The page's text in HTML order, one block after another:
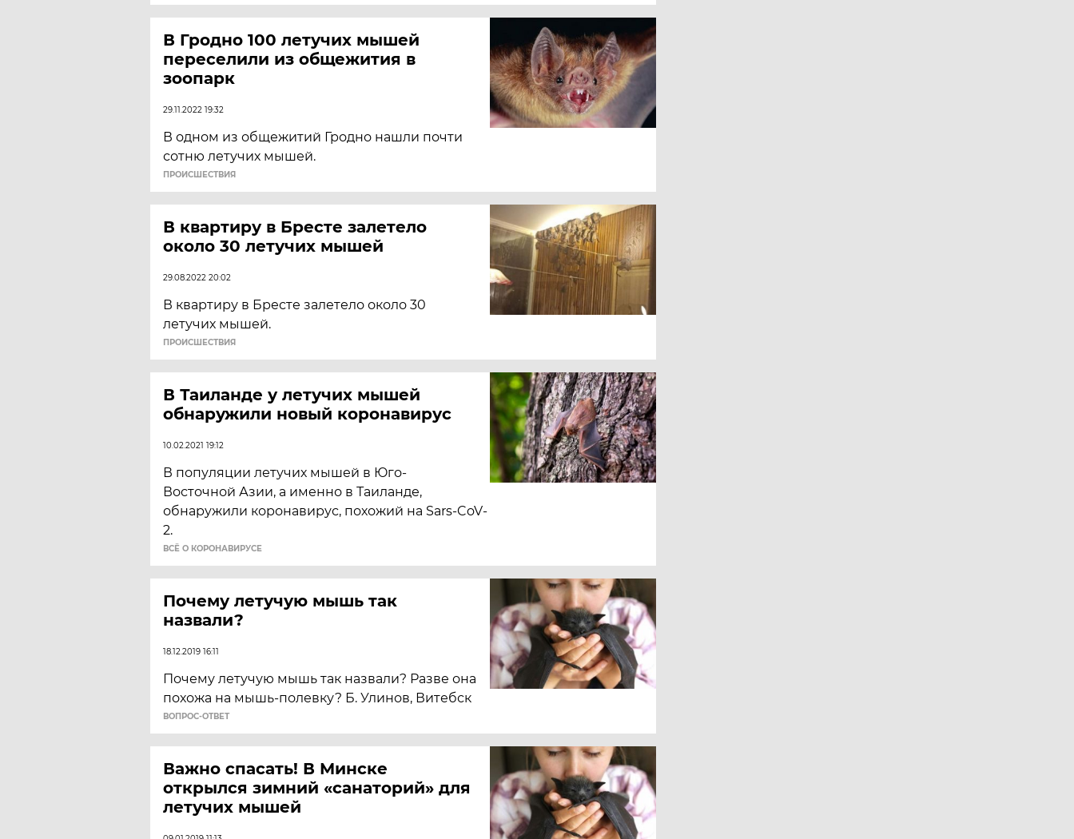
В Гродно 100 летучих мышей
переселили из общежития в
зоопарк
29.11.2022 19:32
В одном из общежитий Гродно нашли почти
сотню летучих мышей.
ПРОИСШЕСТВИЯ
В квартиру в Бресте залетело
около 30 летучих мышей
29.08.2022 20:02
В квартиру в Бресте залетело около 30
летучих мышей.
ПРОИСШЕСТВИЯ
В Таиланде у летучих мышей
обнаружили новый коронавирус
10.02.2021 19:12
В популяции летучих мышей в Юго-
Восточной Азии, а именно в Таиланде,
обнаружили коронавирус, похожий на Sars-CoV-
2.
ВСЁ О КОРОНАВИРУСЕ
Почему летучую мышь так
назвали?
18.12.2019 16:11
Почему летучую мышь так назвали? Разве она
похожа на мышь-полевку? Б. Улинов, Витебск
ВОПРОС-ОТВЕТ
Важно спасать! В Минске
открылся зимний «санаторий» для
летучих мышей